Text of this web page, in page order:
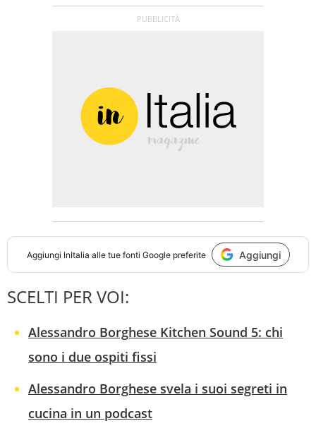
Aggiungi InItalia alle tue fonti Google preferite Aggiungi
SCELTI PER VOI:
Alessandro Borghese Kitchen Sound 5: chi
sono i due ospiti fissi
Alessandro Borghese svela i suoi segreti in
cucina in un podcast